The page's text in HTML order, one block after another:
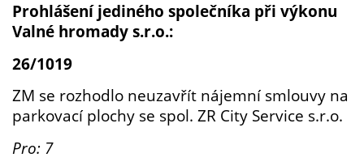
Prohlášení jediného společníka při výkonu
Valné hromady s.r.o.:
26/1019
ZM se rozhodlo neuzavřít nájemní smlouvy na
parkovací plochy se spol. ZR City Service s.r.o.
Pro: 7